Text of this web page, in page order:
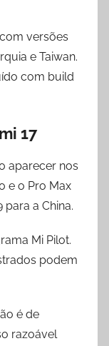
versões
e Taiwan.
com build
17
aparecer nos
e o Pro Max
para a China.
Mi Pilot.
podem
é de
razoável